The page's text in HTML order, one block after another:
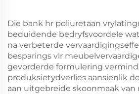
Die bank hr poliuretaan
beduidende bedryfsvoordele
na verbeterde
besparings vir
gevorderde formulering
produksietydverlies aansienlik
aan uitgebreide skoonmaak van